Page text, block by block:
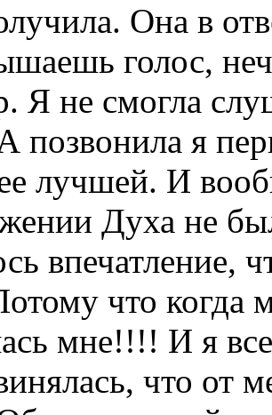
Она в
голос,
Я не смогла
позвонила я
лучшей. И
Духа не
впечатление,
что когда
мне!!!! И я
что от